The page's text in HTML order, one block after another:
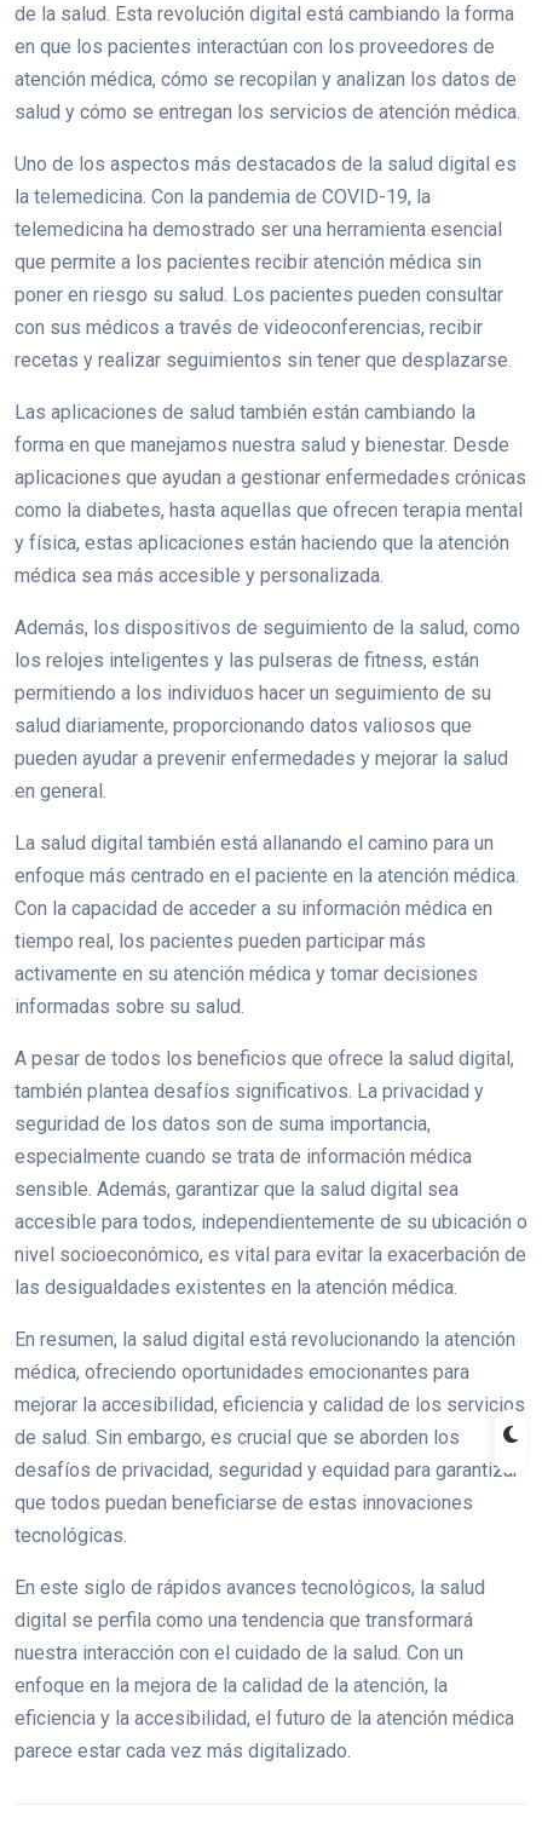
de la salud. Esta revolución digital está cambiando la forma
en que los pacientes interactúan con los proveedores de
atención médica, cómo se recopilan y analizan los datos de
salud y cómo se entregan los servicios de atención médica.
Uno de los aspectos más destacados de la salud digital es
la telemedicina. Con la pandemia de COVID-19, la
telemedicina ha demostrado ser una herramienta esencial
que permite a los pacientes recibir atención médica sin
poner en riesgo su salud. Los pacientes pueden consultar
con sus médicos a través de videoconferencias, recibir
recetas y realizar seguimientos sin tener que desplazarse.
Las aplicaciones de salud también están cambiando la
forma en que manejamos nuestra salud y bienestar. Desde
aplicaciones que ayudan a gestionar enfermedades crónicas
como la diabetes, hasta aquellas que ofrecen terapia mental
y física, estas aplicaciones están haciendo que la atención
médica sea más accesible y personalizada.
Además, los dispositivos de seguimiento de la salud, como
los relojes inteligentes y las pulseras de fitness, están
permitiendo a los individuos hacer un seguimiento de su
salud diariamente, proporcionando datos valiosos que
pueden ayudar a prevenir enfermedades y mejorar la salud
en general.
La salud digital también está allanando el camino para un
enfoque más centrado en el paciente en la atención médica.
Con la capacidad de acceder a su información médica en
tiempo real, los pacientes pueden participar más
activamente en su atención médica y tomar decisiones
informadas sobre su salud.
A pesar de todos los beneficios que ofrece la salud digital,
también plantea desafíos significativos. La privacidad y
seguridad de los datos son de suma importancia,
especialmente cuando se trata de información médica
sensible. Además, garantizar que la salud digital sea
accesible para todos, independientemente de su ubicación o
nivel socioeconómico, es vital para evitar la exacerbación de
las desigualdades existentes en la atención médica.
En resumen, la salud digital está revolucionando la atención
médica, ofreciendo oportunidades emocionantes para
mejorar la accesibilidad, eficiencia y calidad de los servicios
de salud. Sin embargo, es crucial que se aborden los
desafíos de privacidad, seguridad y equidad para garantizar
que todos puedan beneficiarse de estas innovaciones
tecnológicas.
En este siglo de rápidos avances tecnológicos, la salud
digital se perfila como una tendencia que transformará
nuestra interacción con el cuidado de la salud. Con un
enfoque en la mejora de la calidad de la atención, la
eficiencia y la accesibilidad, el futuro de la atención médica
parece estar cada vez más digitalizado.